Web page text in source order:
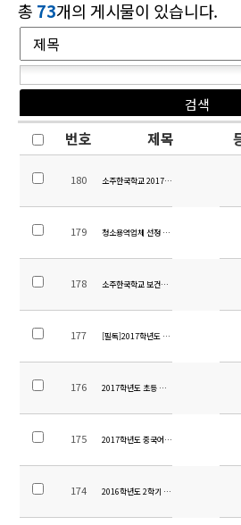
총 73개의 게시물이 있습니다.
번호 제목
180 소주한국학교 2017학년도 1학기 최종버스
179 청소용역업체 선정 공고
178 소주한국학교 보건교사(校醫) 채용공고
177 [필독]2017학년도 1학기 소주한국학교 통학
176 2017학년도 초등 영어교재 안내
175 2017학년도 중국어 원어민 교사 채용 공고
174 2016학년도 2학기 학교만족도 조사 결과